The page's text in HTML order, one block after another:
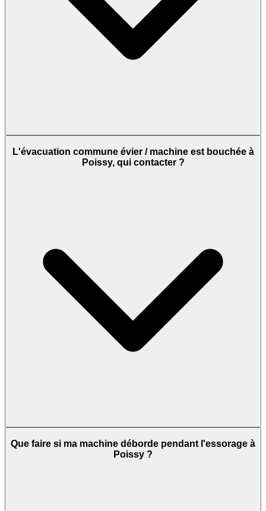
L'évacuation commune évier / machine est bouchée à
Poissy, qui contacter ?
Que faire si ma machine déborde pendant l'essorage à
Poissy ?